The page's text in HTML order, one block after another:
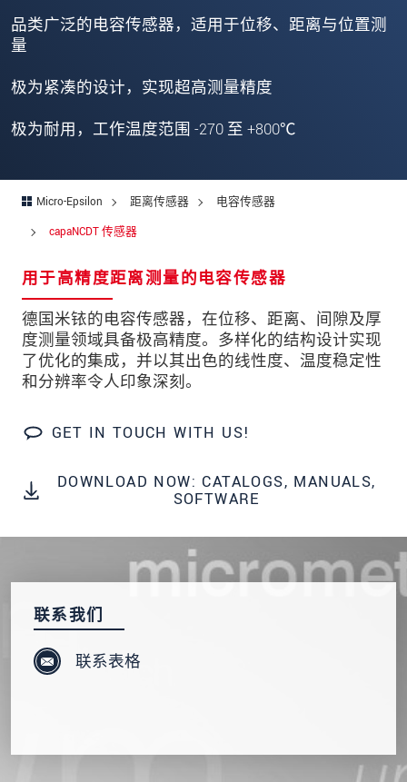
品类广泛的电容传感器，适用于位移、距离与位置测
量
极为紧凑的设计，实现超高测量精度
极为耐用，工作温度范围 -270 至 +800℃
Micro-Epsilon 距离传感器
电容传感器
capaNCDT 传感器
用于高精度距离测量的电容传感器
德国米铱的电容传感器，在位移、距离、间隙及厚
度测量领域具备极高精度。多样化的结构设计实现
了优化的集成，并以其出色的线性度、温度稳定性
和分辨率令人印象深刻。
GET IN TOUCH WITH US!
DOWNLOAD NOW: CATALOGS, MANUALS,
SOFTWARE
联系我们
联系表格
街道
邮政编码
电话
电子邮件*
留言*
* 必填字段
发送信息